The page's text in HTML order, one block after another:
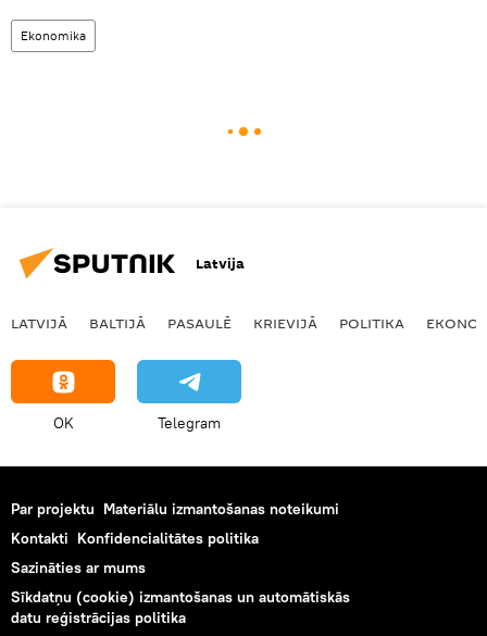
Ekonomika
Latvija
LATVIJĀ BALTIJĀ PASAULĒ KRIEVIJĀ POLITIKA
OK Telegram
Par projektu Materiālu izmantošanas noteikumi
Kontakti Konfidencialitātes politika
Sazināties ar mums
Sīkdatņu (cookie) izmantošanas un automātiskās
datu reģistrācijas politika